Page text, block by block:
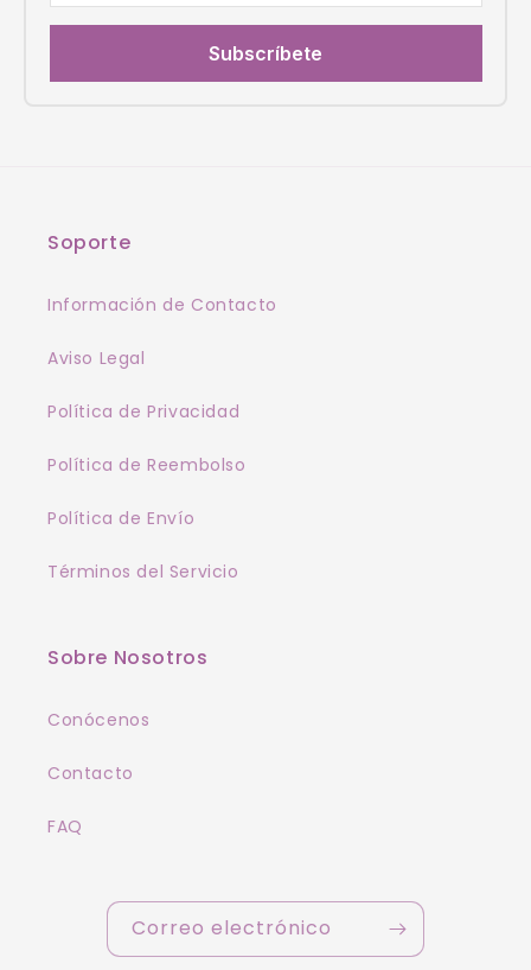
Subscríbete
Soporte
Información de Contacto
Aviso Legal
Política de Privacidad
Política de Reembolso
Política de Envío
Términos del Servicio
Sobre Nosotros
Conócenos
Contacto
FAQ
Correo electrónico